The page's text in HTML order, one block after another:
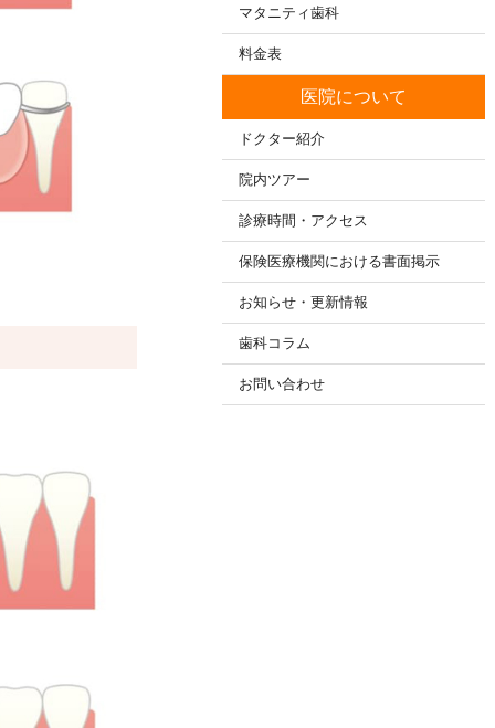
マタニティ歯科
料金表
医院について
ドクター紹介
院内ツアー
診療時間・アクセス
保険医療機関における書面掲示
お知らせ・更新情報
歯科コラム
お問い合わせ